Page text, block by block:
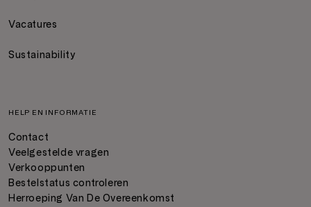
Vacatures
Sustainability
HELP EN INFORMATIE
Contact
Veelgestelde vragen
Verkooppunten
Bestelstatus controleren
Herroeping Van De Overeenkomst